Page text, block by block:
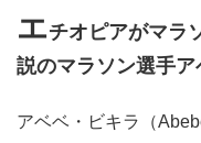
エチオピアがマラ
説のマラソン選手
アベベ・ビキラ（